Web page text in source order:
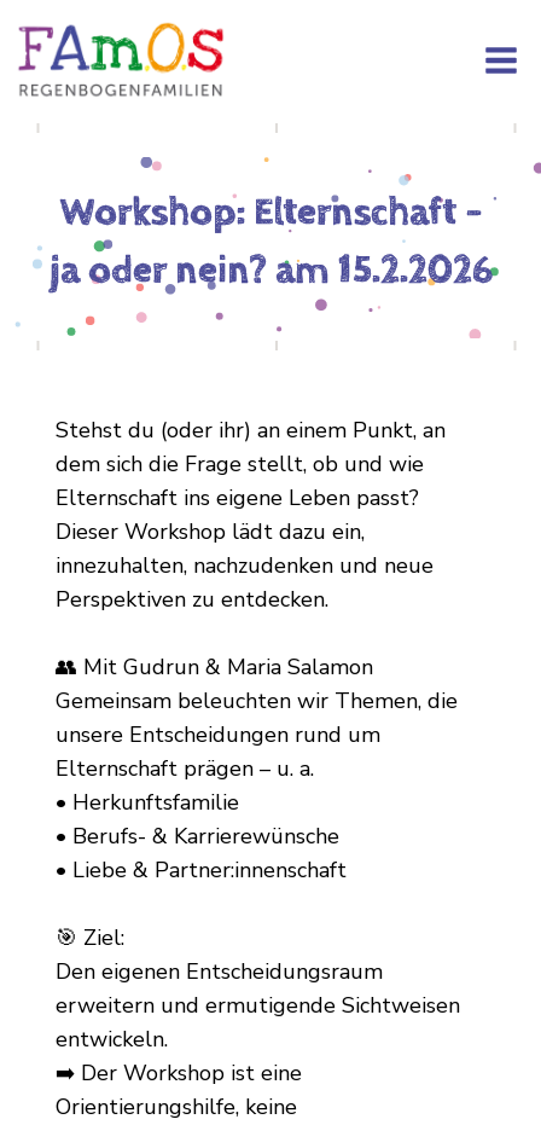
Workshop: Elternschaft –
ja oder nein? am 15.2.2026
Stehst du (oder ihr) an einem Punkt, an
dem sich die Frage stellt, ob und wie
Elternschaft ins eigene Leben passt?
Dieser Workshop lädt dazu ein,
innezuhalten, nachzudenken und neue
Perspektiven zu entdecken.
👥 Mit Gudrun & Maria Salamon
Gemeinsam beleuchten wir Themen, die
unsere Entscheidungen rund um
Elternschaft prägen – u. a.
• Herkunftsfamilie
• Berufs- & Karrierewünsche
• Liebe & Partner:innenschaft
🎯 Ziel:
Den eigenen Entscheidungsraum
erweitern und ermutigende Sichtweisen
entwickeln.
➡️ Der Workshop ist eine
Orientierungshilfe, keine